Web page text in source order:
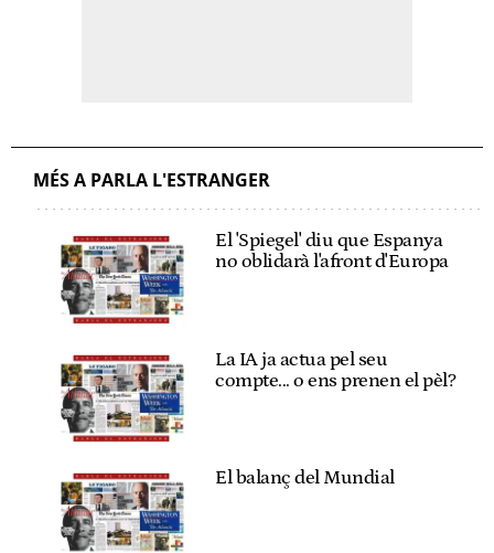
MÉS A PARLA L'ESTRANGER
El 'Spiegel' diu que Espanya
no oblidarà l'afront d'Europa
La IA ja actua pel seu
compte... o ens prenen el pèl?
El balanç del Mundial